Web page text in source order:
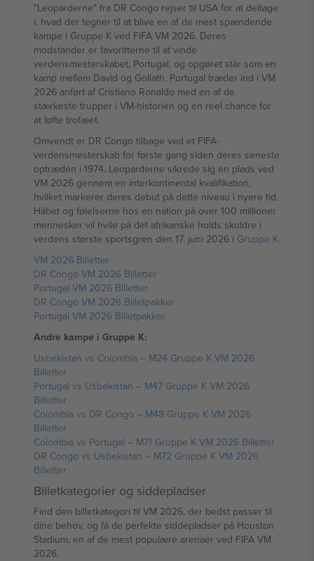
"Leoparderne" fra DR Congo rejser til USA for at deltage
i, hvad der tegner til at blive en af de mest spændende
kampe i Gruppe K ved FIFA VM 2026. Deres
modstander er favoritterne til at vinde
verdensmesterskabet, Portugal, og opgøret står som en
kamp mellem David og Goliath. Portugal træder ind i VM
2026 anført af Cristiano Ronaldo med en af de
stærkeste trupper i VM-historien og en reel chance for
at løfte trofæet.
Omvendt er DR Congo tilbage ved et FIFA-
verdensmesterskab for første gang siden deres seneste
optræden i 1974. Leoparderne sikrede sig en plads ved
VM 2026 gennem en interkontinental kvalifikation,
hvilket markerer deres debut på dette niveau i nyere tid.
Håbet og følelserne hos en nation på over 100 millioner
mennesker vil hvile på det afrikanske holds skuldre i
verdens største sportsgren den 17. juni 2026 i Gruppe K.
VM 2026 Billetter
DR Congo VM 2026 Billetter
Portugal VM 2026 Billetter
DR Congo VM 2026 Billetpakker
Portugal VM 2026 Billetpakker
Andre kampe i Gruppe K:
Usbekistan vs Colombia – M24 Gruppe K VM 2026
Billetter
Portugal vs Usbekistan – M47 Gruppe K VM 2026
Billetter
Colombia vs DR Congo – M48 Gruppe K VM 2026
Billetter
Colombia vs Portugal – M71 Gruppe K VM 2026 Billetter
DR Congo vs Usbekistan – M72 Gruppe K VM 2026
Billetter
Billetkategorier og siddepladser
Find den billetkategori til VM 2026, der bedst passer til
dine behov, og få de perfekte siddepladser på Houston
Stadium, en af de mest populære arenaer ved FIFA VM
2026.